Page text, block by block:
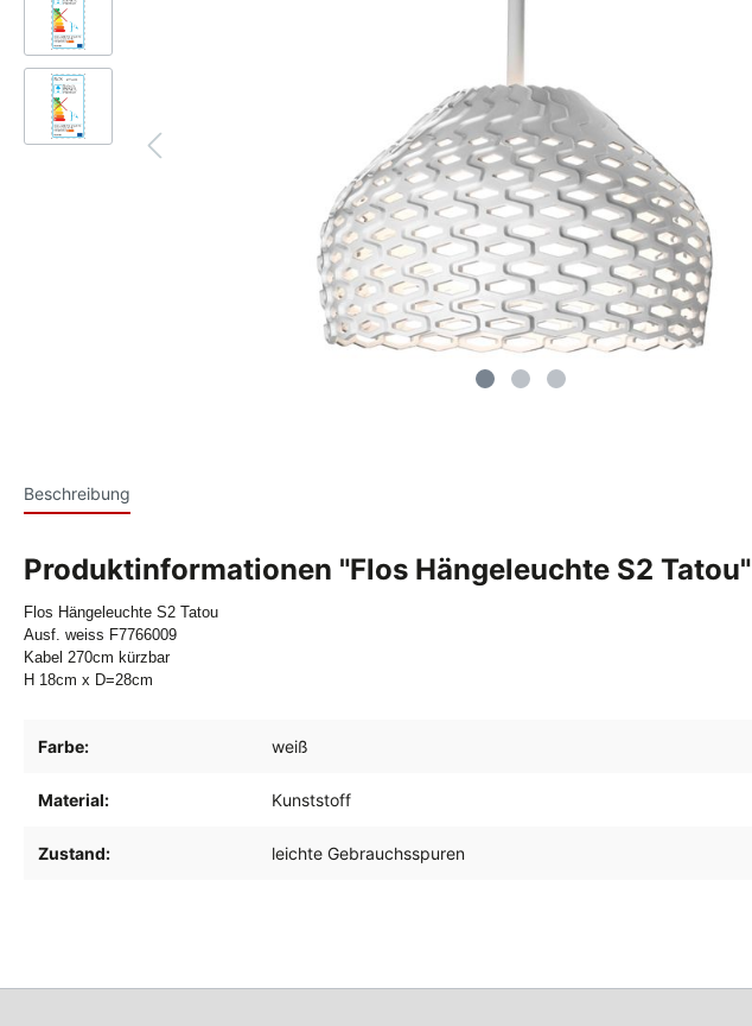
Beschreibung
Produktinformationen "Flos Hängeleuchte S2 Tatou"
Flos Hängeleuchte S2 Tatou
Ausf. weiss F7766009
Kabel 270cm kürzbar
H 18cm x D=28cm
Farbe: weiß
Material: Kunststoff
Zustand: leichte Gebrauchsspuren